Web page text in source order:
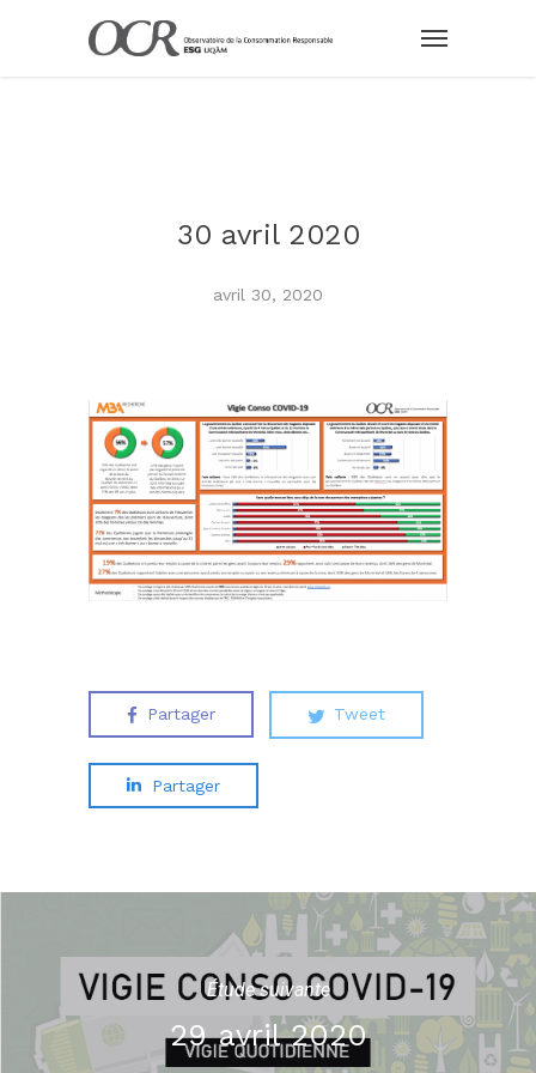
30 avril 2020
avril 30, 2020
Partager Tweet
Partager
Étude suivante
29 avril 2020